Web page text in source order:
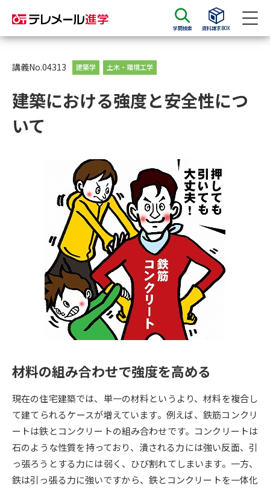
学問検索 資料請求BOX
資料請求
大学・短大の資料種類から請求
総合型選抜・学校推薦型選抜 募
大学入学共通テスト利用選抜の
募集要項＆願書
大学・短大以外の資料から請求
専門学校の資料請求 大学院の資料請求
留学・進学関連、塾・予備校
大学入学共通テスト「受験案
内」の請求
大学入学共通テスト「受験上の
高等学校卒業程度認定試験
幼稚園教員資格認定試験 小学校教員資格認定試験
高等学校（情報）教員資格認定
試験
大学研究 大学検索
講義No.04313 建築学 土木・環境工学
建築における強度と安全性につ
いて
材料の組み合わせで強度を高める
現在の住宅建築では、単一の材料というより、材料を複合し
て建てられるケースが増えています。例えば、鉄筋コンクリ
ートは鉄とコンクリートの組み合わせです。コンクリートは
石のような性質を持っており、潰される力には強い反面、引
っ張ろうとする力には弱く、ひび割れてしまいます。一方、
鉄は引っ張る力に強いですから、鉄とコンクリートを一体化